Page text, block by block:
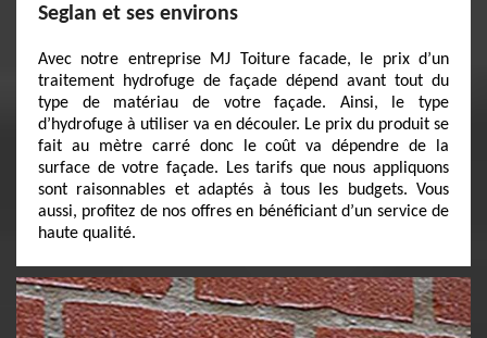
Seglan et ses environs
Avec notre entreprise MJ Toiture facade, le prix d’un
traitement hydrofuge de façade dépend avant tout du
type de matériau de votre façade. Ainsi, le type
d’hydrofuge à utiliser va en découler. Le prix du produit se
fait au mètre carré donc le coût va dépendre de la
surface de votre façade. Les tarifs que nous appliquons
sont raisonnables et adaptés à tous les budgets. Vous
aussi, profitez de nos offres en bénéficiant d’un service de
haute qualité.